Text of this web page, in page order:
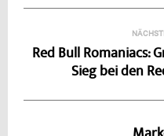
Red Bull Romaniacs:
Sieg bei den